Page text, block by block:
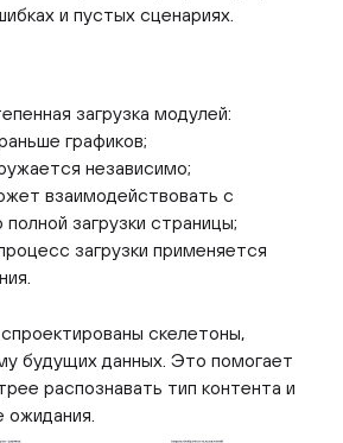
и пустых сценариях.
загрузка модулей:
графиков;
независимо;
взаимодействовать с
загрузки страницы;
загрузки применяется
скелетоны,
будущих данных. Это помогает
распознавать тип контента и